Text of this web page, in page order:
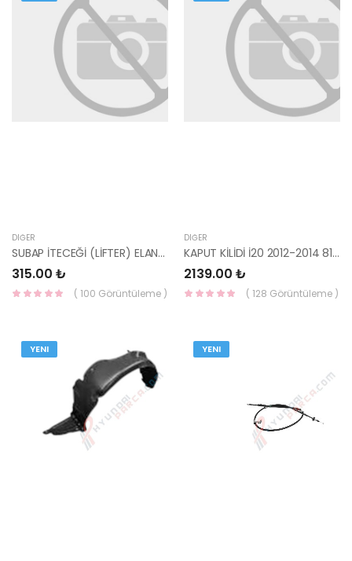
DIĞER
SUBAP İTECEĞİ (LİFTER) ELANTRA 2021- İ20/BAYON/PİCANTO 2021- 1,0 24610-2M000
315.00 ₺
( 100 Görüntüleme )
DIĞER
KAPUT KİLİDİ İ20 2012-2014 81130-1J510-MOBIS-S
2139.00 ₺
( 128 Görüntüleme )
YENI YENI